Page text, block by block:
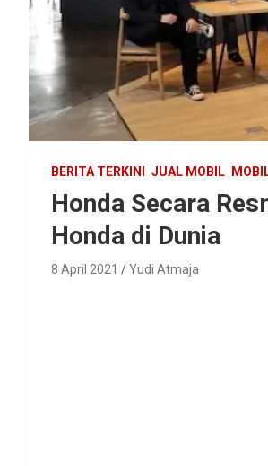
BERITA TERKINI JUAL MOBIL
Honda Secara
Honda di Dunia
8 April 2021 Yudi Atmaja